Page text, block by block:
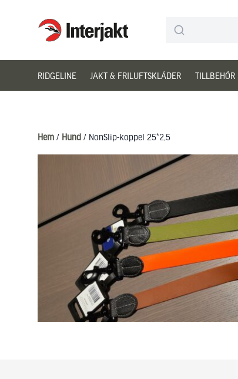
Interjakt SE
RIDGELINE JAKT & FRILUFTSKLÄDER TILLBEHÖR
Hem / Hund / NonSlip-koppel 25*2,5